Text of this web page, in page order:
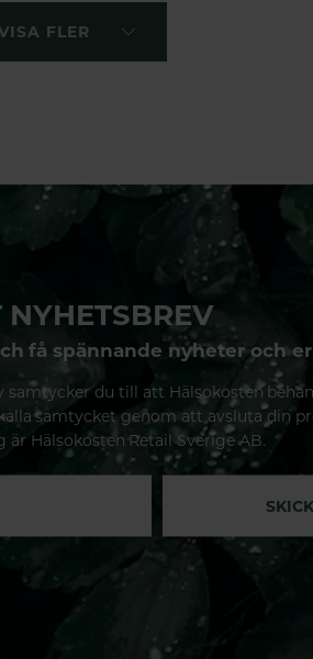
FLER
NYHETSBREV
få spännande nyheter och
du till att Hälsokosten
samtycket genom att avsluta din
Hälsokosten Retail Sverige AB.